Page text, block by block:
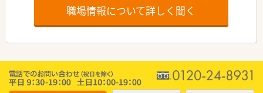
職場情報について詳しく聞く